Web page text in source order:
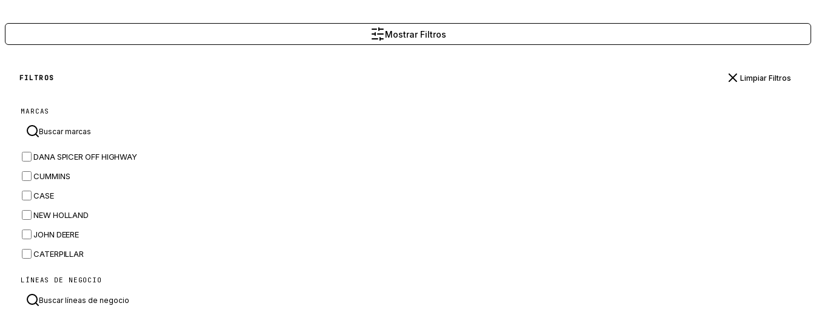
Mostrar Filtros
FILTROS Limpiar Filtros
MARCAS
DANA SPICER OFF HIGHWAY
CUMMINS
CASE
NEW HOLLAND
JOHN DEERE
CATERPILLAR
MASSEY FERGUSON
LÍNEAS DE NEGOCIO